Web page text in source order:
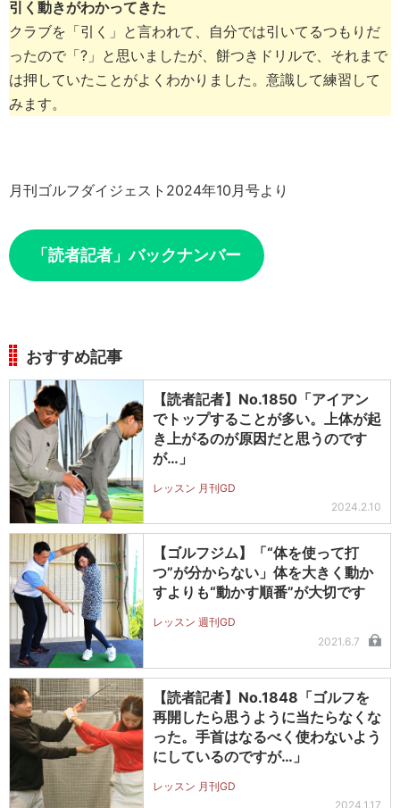
引く動きがわかってきた
クラブを「引く」と言われて、自分では引いてるつもりだ
ったので「?」と思いましたが、餅つきドリルで、それまで
は押していたことがよくわかりました。意識して練習して
みます。
月刊ゴルフダイジェスト2024年10月号より
「読者記者」バックナンバー
おすすめ記事
【読者記者】No.1850「アイアン
でトップすることが多い。上体が起
き上がるのが原因だと思うのです
が…」
レッスン 月刊GD
2024.2.10
【ゴルフジム】「“体を使って打
つ”が分からない」体を大きく動か
すよりも“動かす順番”が大切です
レッスン 週刊GD
2021.6.7
【読者記者】No.1848「ゴルフを
再開したら思うように当たらなくな
った。手首はなるべく使わないよう
にしているのですが…」
レッスン 月刊GD
2024.1.17